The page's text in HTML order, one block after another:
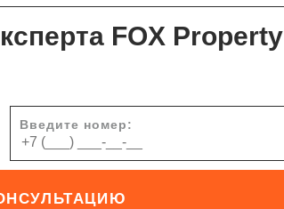
FOX Property
Введите номер: